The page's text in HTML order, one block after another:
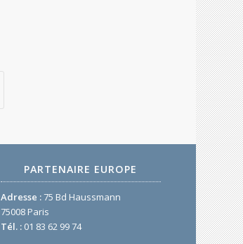
PARTENAIRE EUROPE
Adresse :75 Bd Haussmann
75008 Paris
Tél. : 01 83 62 99 74